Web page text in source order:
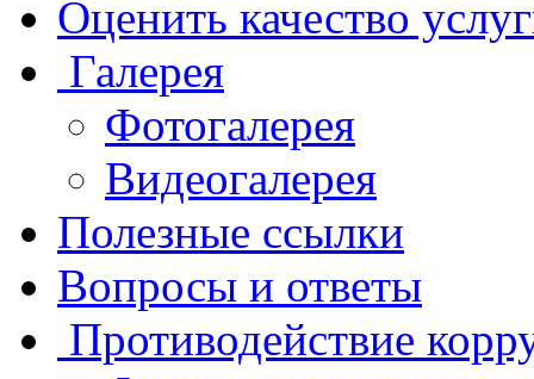
Оценить качество
Галерея
Фотогалерея
Видеогалерея
Полезные ссылки
Вопросы и ответы
Противодействие